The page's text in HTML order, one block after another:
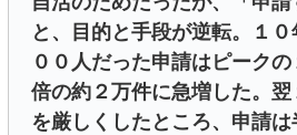
と、目的と手段が逆転。１
００人だった申請はピーク
倍の約２万件に急増した。
を厳しくしたところ、申請は